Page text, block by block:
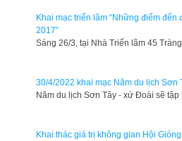
Khai mạc triển lãm “Những điểm
2017”
Sáng 26/3, tại Nhà Triển lãm 45
30/4/2022 khai mạc Năm du lịch Sơn
Năm du lịch Sơn Tây - xứ Đoài sẽ
Khai thác giá trị không gian Hội